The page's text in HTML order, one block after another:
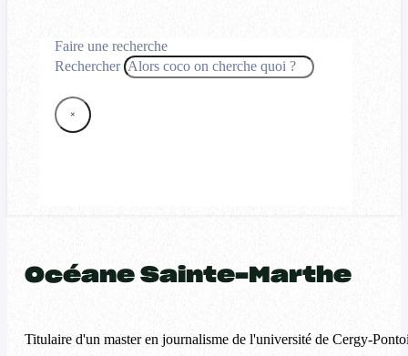
Faire une recherche
Rechercher
×
Océane Sainte-Marthe
Titulaire d'un master en journalisme de l'université de Cergy-